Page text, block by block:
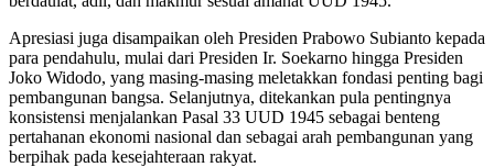
Apresiasi juga disampaikan oleh Presiden Prabowo Subianto kepada
para pendahulu, mulai dari Presiden Ir. Soekarno hingga Presiden
Joko Widodo, yang masing-masing meletakkan fondasi penting bagi
pembangunan bangsa. Selanjutnya, ditekankan pula pentingnya
konsistensi menjalankan Pasal 33 UUD 1945 sebagai benteng
pertahanan ekonomi nasional dan sebagai arah pembangunan yang
berpihak pada kesejahteraan rakyat.